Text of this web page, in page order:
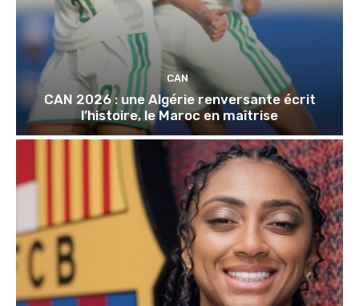
CAN
CAN 2026 : une Algérie renversante écrit
l’histoire, le Maroc en maîtrise